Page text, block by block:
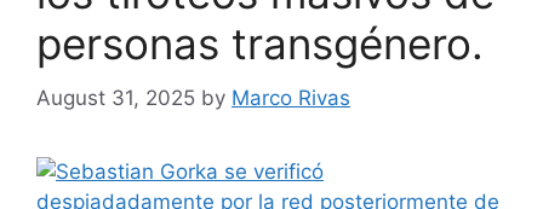
personas transgénero.
August 31, 2025 by Marco Rivas